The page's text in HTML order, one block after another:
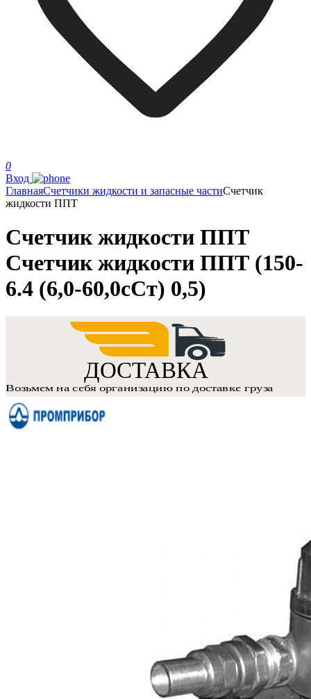
0
Вход
ГлавнаяСчетчики жидкости и запасные частиСчетчик
жидкости ППТ
Счетчик жидкости ППТ
Счетчик жидкости ППТ (150-
6.4 (6,0-60,0сСт) 0,5)